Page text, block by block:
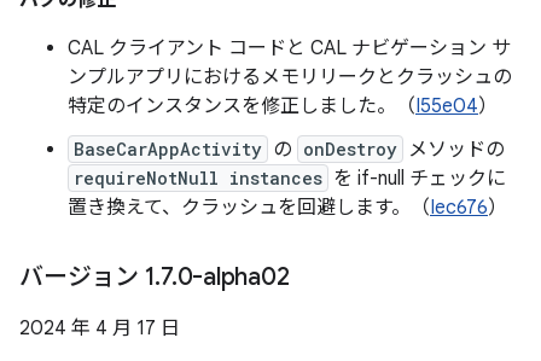
CAL クライアント コードと CAL ナビゲーション サ
ンプルアプリにおけるメモリリークとクラッシュの
特定のインスタンスを修正しました。（I55e04）
BaseCarAppActivity の onDestroy メソッドの
requireNotNull instances を if-null チェックに
置き換えて、クラッシュを回避します。（Iec676）
バージョン 1.7.0-alpha02
2024 年 4 月 17 日